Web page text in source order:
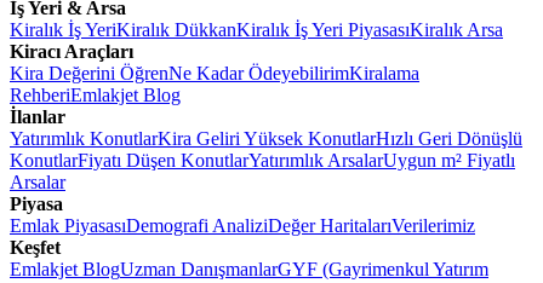
İş Yeri & Arsa
Kiralık İş YeriKiralık DükkanKiralık İş Yeri PiyasasıKiralık Arsa
Kiracı Araçları
Kira Değerini ÖğrenNe Kadar ÖdeyebilirimKiralama
RehberiEmlakjet Blog
İlanlar
Yatırımlık KonutlarKira Geliri Yüksek KonutlarHızlı Geri Dönüşlü
KonutlarFiyatı Düşen KonutlarYatırımlık ArsalarUygun m² Fiyatlı
Arsalar
Piyasa
Emlak PiyasasıDemografi AnaliziDeğer HaritalarıVerilerimiz
Keşfet
Emlakjet BlogUzman DanışmanlarGYF (Gayrimenkul Yatırım